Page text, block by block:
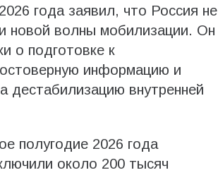
года заявил, что Россия не
новой волны мобилизации. Он
о подготовке к
информацию и
дестабилизацию внутренней
полугодие 2026 года
около 200 тысяч